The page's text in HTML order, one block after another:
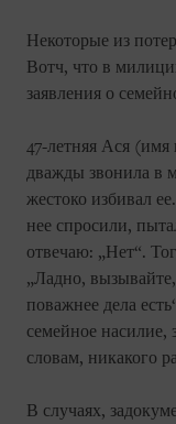
Некоторые из
Вотч, что в
заявления о
47-летняя Ася (имя
дважды звонила в
жестоко избивал
нее спросили,
отвечаю: „Нет“.
„Ладно, вызывайте,
поважнее дела
семейное
словам, никакого
В случаях,